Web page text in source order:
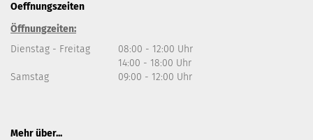
Oeffnungszeiten
Öffnungzeiten:
Dienstag - Freitag
08:00 - 12:00 Uhr
14:00 - 18:00 Uhr
Samstag
09:00 - 12:00 Uhr
Mehr über...